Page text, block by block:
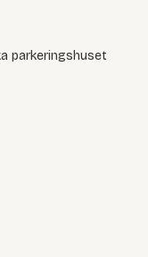
parkeringshuset